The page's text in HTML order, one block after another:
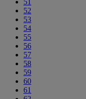
52
53
54
55
56
57
58
59
60
61